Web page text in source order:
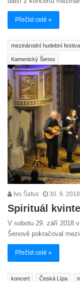
Přečíst celé »
mezinárodní hudební
Kamenický Šenov
Ivo Šafus 30. 9. 2018
Spirituál
V sobotu 29. září 2018
Šenově pokračoval
Přečíst celé »
koncert Česká Lípa